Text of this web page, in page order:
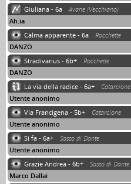
Giuliana - 6a
Avane (Vecchiano)
Ah.ia
Calma apparente - 6a
Rocchette
DANZO
Stradivarius - 6b+
Rocchette
DANZO
La via della radice - 6a+
Catarcione
Utente anonimo
Via Francigena - 5b+
Catarcione
Utente anonimo
Si fa - 6a+
Sasso di Dante
Utente anonimo
Grazie Andrea - 6b+
Sasso di Dante
Marco Dallai